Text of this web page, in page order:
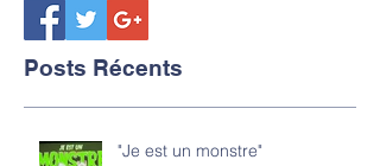
Posts Récents
"Je est un monstre"